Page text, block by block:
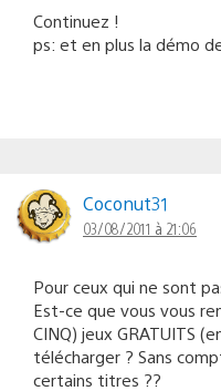
Continuez !
ps: et en plus la démo
Coconut31
03/08/2011 à 21:06
Pour ceux qui ne sont
Est-ce que vous vous
CINQ) jeux GRATUITS
télécharger ? Sans
certains titres ??